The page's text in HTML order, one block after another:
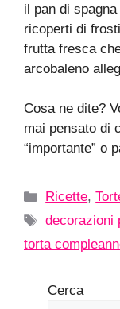
il pan di
ricoperti di
frutta fresca
arcobaleno
Cosa ne dite?
mai pensato di
“importante” o
Categorie
Ricette,
Tag
decorazioni
torta
Cerca